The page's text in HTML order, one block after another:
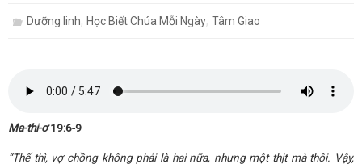
Dưỡng linh,Học Biết Chúa Mỗi Ngày,Tâm Giao
Ma-thi-ơ19:6-9
“Thế thì, vợ chồng không phải là hai nữa, nhưng một thịt mà thôi. Vậy,